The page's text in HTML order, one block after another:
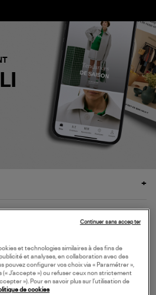
et technologies similaires à des fins de
et analyses, en collaboration avec des
pouvez configurer vos choix via « Paramétrer »,
(« J’accepte ») ou refuser ceux non strictement
»). Pour en savoir plus sur l’utilisation de
de cookies
Continuer sans accepter